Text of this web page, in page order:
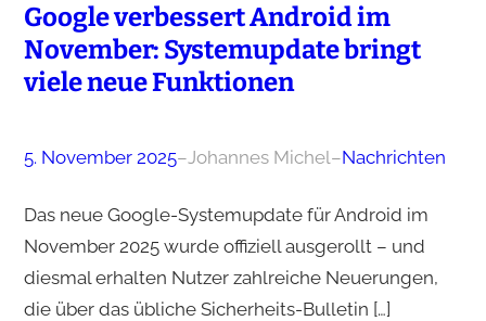
Google verbessert Android im
November: Systemupdate bringt
viele neue Funktionen
5. November 2025–Johannes Michel–Nachrichten
Das neue Google-Systemupdate für Android im
November 2025 wurde offiziell ausgerollt – und
diesmal erhalten Nutzer zahlreiche Neuerungen,
die über das übliche Sicherheits-Bulletin […]